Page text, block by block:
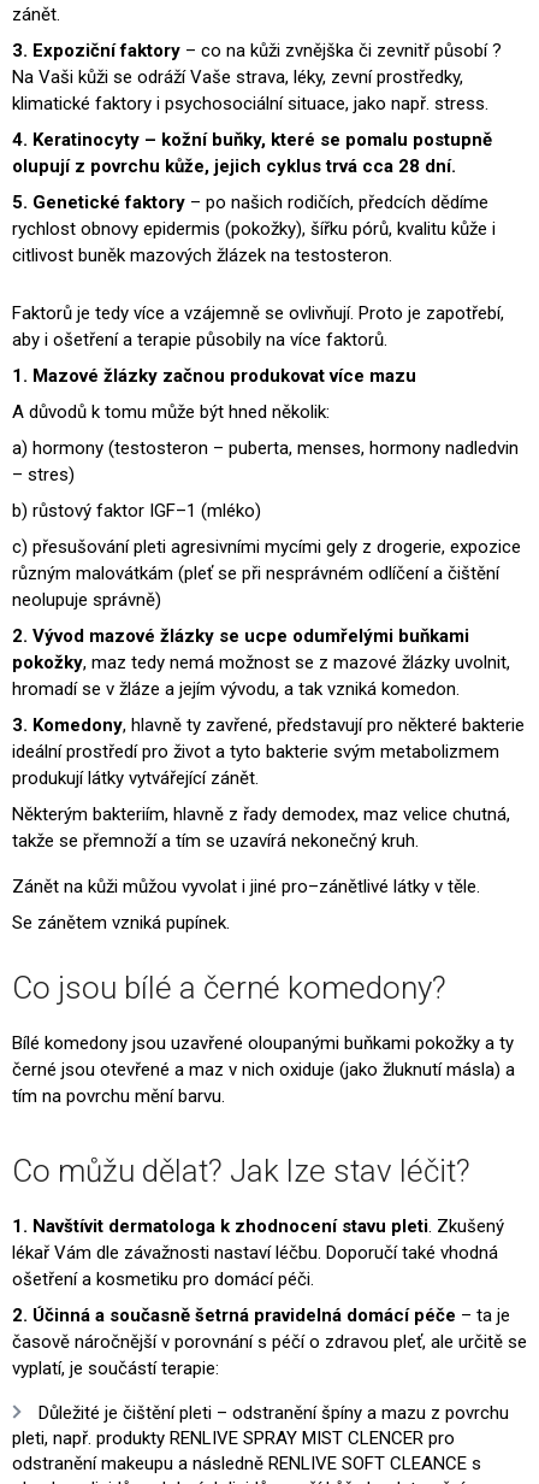
zánět.
3. Expoziční faktory – co na kůži zvnějška či zevnitř působí ?
Na Vaši kůži se odráží Vaše strava, léky, zevní prostředky,
klimatické faktory i psychosociální situace, jako např. stress.
4. Keratinocyty – kožní buňky, které se pomalu postupně
olupují z povrchu kůže, jejich cyklus trvá cca 28 dní.
5. Genetické faktory – po našich rodičích, předcích dědíme
rychlost obnovy epidermis (pokožky), šířku pórů, kvalitu kůže i
citlivost buněk mazových žlázek na testosteron.
Faktorů je tedy více a vzájemně se ovlivňují. Proto je zapotřebí,
aby i ošetření a terapie působily na více faktorů.
1. Mazové žlázky začnou produkovat více mazu
A důvodů k tomu může být hned několik:
a) hormony (testosteron – puberta, menses, hormony nadledvin
– stres)
b) růstový faktor IGF–1 (mléko)
c) přesušování pleti agresivními mycími gely z drogerie, expozice
různým malovátkám (pleť se při nesprávném odlíčení a čištění
neolupuje správně)
2. Vývod mazové žlázky se ucpe odumřelými buňkami
pokožky, maz tedy nemá možnost se z mazové žlázky uvolnit,
hromadí se v žláze a jejím vývodu, a tak vzniká komedon.
3. Komedony, hlavně ty zavřené, představují pro některé bakterie
ideální prostředí pro život a tyto bakterie svým metabolizmem
produkují látky vytvářející zánět.
Některým bakteriím, hlavně z řady demodex, maz velice chutná,
takže se přemnoží a tím se uzavírá nekonečný kruh.
Zánět na kůži můžou vyvolat i jiné pro–zánětlivé látky v těle.
Se zánětem vzniká pupínek.
Co jsou bílé a černé komedony?
Bílé komedony jsou uzavřené oloupanými buňkami pokožky a ty
černé jsou otevřené a maz v nich oxiduje (jako žluknutí másla) a
tím na povrchu mění barvu.
Co můžu dělat? Jak lze stav léčit?
1. Navštívit dermatologa k zhodnocení stavu pleti. Zkušený
lékař Vám dle závažnosti nastaví léčbu. Doporučí také vhodná
ošetření a kosmetiku pro domácí péči.
2. Účinná a současně šetrná pravidelná domácí péče – ta je
časově náročnější v porovnání s péčí o zdravou pleť, ale určitě se
vyplatí, je součástí terapie:
Důležité je čištění pleti – odstranění špíny a mazu z povrchu
pleti, např. produkty RENLIVE SPRAY MIST CLENCER pro
odstranění makeupu a následně RENLIVE SOFT CLEANCE s